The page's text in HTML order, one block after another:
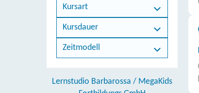
Kursart
Kursdauer
Zeitmodell
Lernstudio Barbarossa / MegaKids